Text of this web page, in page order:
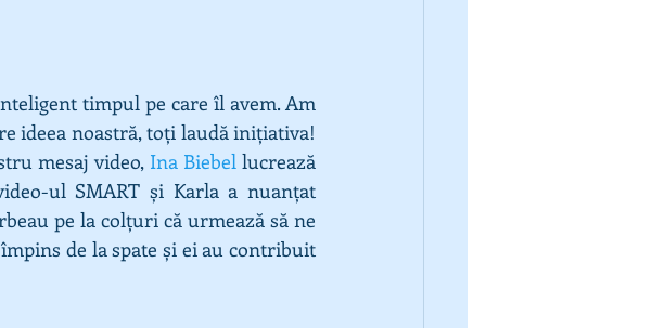
timpul pe care îl avem. Am
mesaj video, Ina Biebel lucrează
ul SMART și Karla a nuanțat
pe la colțuri că urmează să ne
de la spate și ei au contribuit